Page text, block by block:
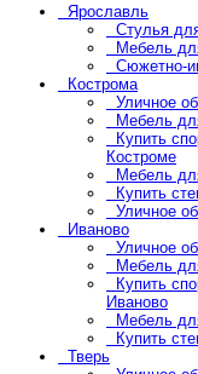
Ярославль
Стулья
Мебель
Сюжетно-
Кострома
Уличное
Мебель
Купить
Костроме
Мебель
Купить
Уличное
Иваново
Уличное
Мебель
Купить
Иваново
Мебель
Купить
Тверь